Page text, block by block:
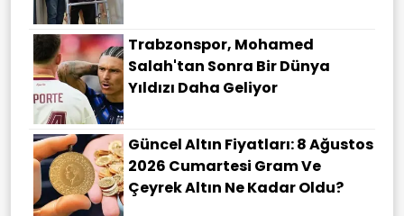
Trabzonspor, Mohamed
Salah'tan Sonra Bir Dünya
Yıldızı Daha Geliyor
Güncel Altın Fiyatları: 8 Ağustos
2026 Cumartesi Gram Ve
Çeyrek Altın Ne Kadar Oldu?